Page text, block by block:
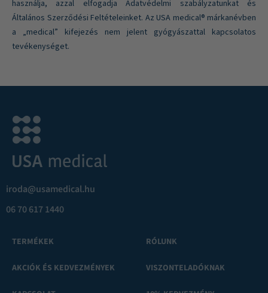
használja, azzal elfogadja Adatvédelmi szabályzatunkat és
Általános Szerződési Feltételeinket. Az USA medical® márkanévben
a „medical” kifejezés nem jelent gyógyászattal kapcsolatos
tevékenységet.
iroda@usamedical.hu
06 70 617 1440
TERMÉKEK
AKCIÓK ÉS KEDVEZMÉNYEK
RÓLUNK
VISZONTELADÓKNAK